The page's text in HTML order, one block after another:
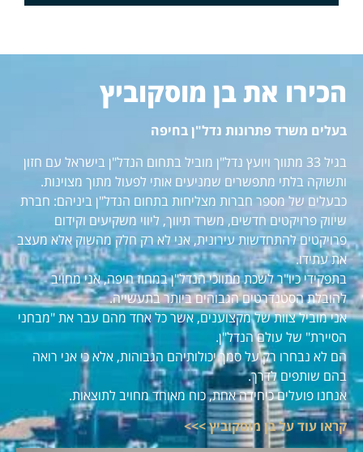
הכירו את בן מוסקוביץ
בעלים משרד פתרונות נדל"ן בחיפה
בגיל 33 מתווך ויועץ נדל"ן מוביל בתחום הנדל"ן בישראל עם חזון
ותשוקה בלתי מתפשרים שמניעים אותי לפעול מתוך מצוינות.
כבעלים של מספר חברות מצליחות בתחום הנדל"ן ביניהם: חברת
שיווק פרויקטים חדשים, משרד תיווך, ליווי משקיעים וקידום
פרויקטים להתחדשות עירונית, אני לא רק חלק מהשוק אלא מעצב
את עתידו.
בתפקידי כיו"ר לשכת מתווכי הנדל"ן במחוז חיפה, אני מחויב
להובלת הסטנדרטים הגבוהים ביותר בתעשייה.
אני מוביל צוות של מקצוענים, אשר כל אחד מהם עבר את "מבחני
הסיירת" של עולם הנדל"ן.
הם לא נבחרו רק על סמך יכולותיהם הגבוהות, אלא כי אני רואה
בהם שותפים לדרך.
אנחנו פועלים כיחידה אחת, כוח מאוחד מחויב לתוצאות.
קראו עוד על בן מוסקוביץ >>>